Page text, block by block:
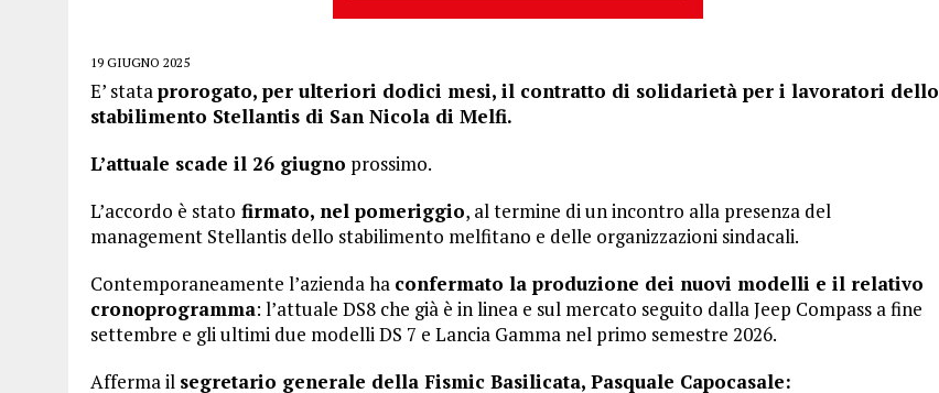
19 GIUGNO 2025
E’ stataprorogato, per ulteriori dodici mesi, il contratto di solidarietà per i lavoratori dello
stabilimento Stellantis di San Nicola di Melfi.
L’attuale scade il 26 giugno prossimo.
L’accordo è stato firmato, nel pomeriggio, al termine di un incontro alla presenza del
management Stellantis dello stabilimento melfitano e delle organizzazioni sindacali.
Contemporaneamente l’azienda ha confermato la produzione dei nuovi modelli e il relativo
cronoprogramma: l’attuale DS8 che già è in linea e sul mercato seguito dalla Jeep Compass a fine
settembre e gli ultimi due modelli DS 7 e Lancia Gamma nel primo semestre 2026.
Afferma il segretario generale della Fismic Basilicata, Pasquale Capocasale: